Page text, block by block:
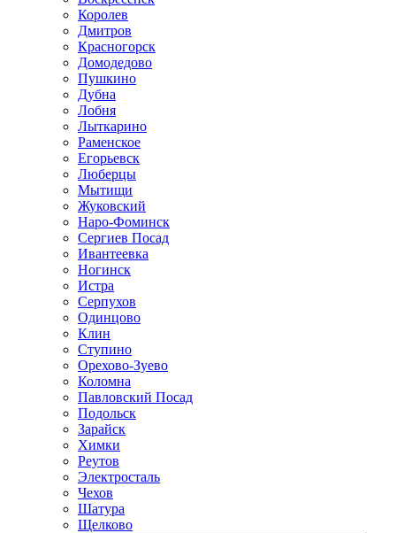
Королев
Дмитров
Красногорск
Домодедово
Пушкино
Дубна
Лобня
Лыткарино
Раменское
Егорьевск
Люберцы
Мытищи
Жуковский
Наро-Фоминск
Сергиев Посад
Ивантеевка
Ногинск
Истра
Серпухов
Одинцово
Клин
Ступино
Орехово-Зуево
Коломна
Павловский Посад
Подольск
Зарайск
Химки
Реутов
Электросталь
Чехов
Шатура
Щелково